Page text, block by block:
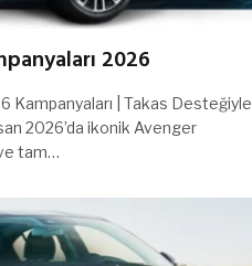
2026
Kampanyaları | Takas Desteğiyle
2026’da ikonik Avenger
tam…